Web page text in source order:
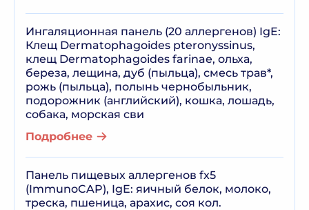
Ингаляционная панель (20 аллергенов) IgE:
Клещ Dermatophagoides pteronyssinus,
клещ Dermatophagoides farinae, ольха,
береза, лещина, дуб (пыльца), смесь трав*,
рожь (пыльца), полынь чернобыльник,
подорожник (английский), кошка, лошадь,
собака, морская сви
Подробнее
Панель пищевых аллергенов fx5
(ImmunoCAP), IgE: яичный белок, молоко,
треска, пшеница, арахис, соя кол.